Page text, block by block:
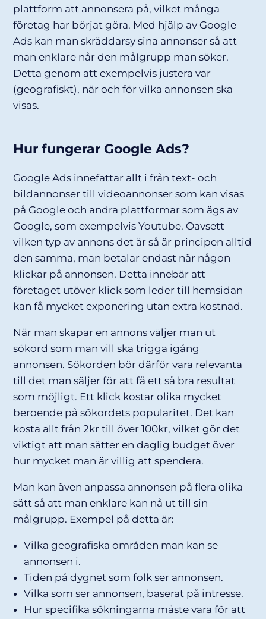
plattform att annonsera på, vilket många
företag har börjat göra. Med hjälp av Google
Ads kan man skräddarsy sina annonser så att
man enklare når den målgrupp man söker.
Detta genom att exempelvis justera var
(geografiskt), när och för vilka annonsen ska
visas.
Hur fungerar Google Ads?
Google Ads innefattar allt i från text- och
bildannonser till videoannonser som kan visas
på Google och andra plattformar som ägs av
Google, som exempelvis Youtube. Oavsett
vilken typ av annons det är så är principen alltid
den samma, man betalar endast när någon
klickar på annonsen. Detta innebär att
företaget utöver klick som leder till hemsidan
kan få mycket exponering utan extra kostnad.
När man skapar en annons väljer man ut
sökord som man vill ska trigga igång
annonsen. Sökorden bör därför vara relevanta
till det man säljer för att få ett så bra resultat
som möjligt. Ett klick kostar olika mycket
beroende på sökordets popularitet. Det kan
kosta allt från 2kr till över 100kr, vilket gör det
viktigt att man sätter en daglig budget över
hur mycket man är villig att spendera.
Man kan även anpassa annonsen på flera olika
sätt så att man enklare kan nå ut till sin
målgrupp. Exempel på detta är:
Vilka geografiska områden man kan se
annonsen i.
Tiden på dygnet som folk ser annonsen.
Vilka som ser annonsen, baserat på intresse.
Hur specifika sökningarna måste vara för att